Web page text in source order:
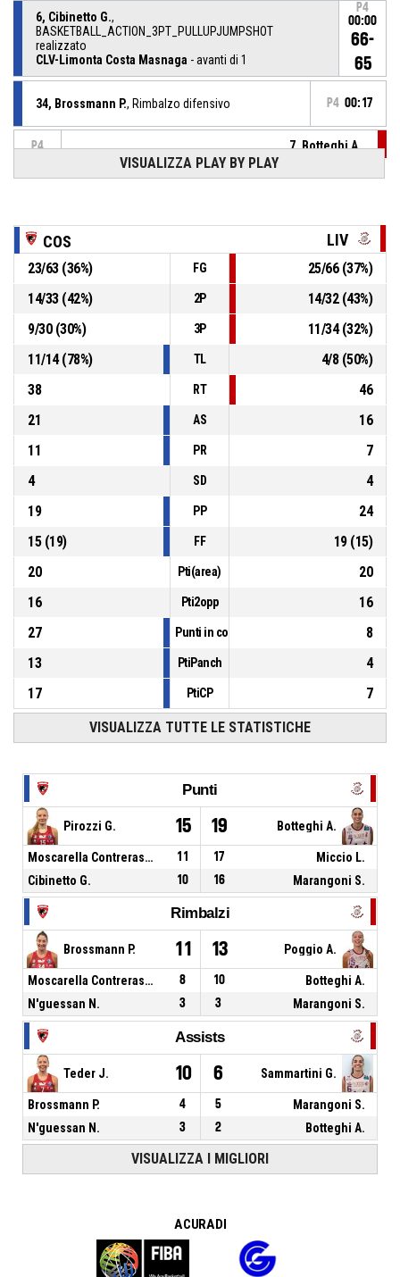
6, Cibinetto G.,
BASKETBALL_ACTION_3PT_PULLUPJUMPSHOT
realizzato
CLV-Limonta Costa Masnaga - avanti di 1
P4
00:00
66-
65
34, Brossmann P., Rimbalzo difensivo P4 00:17
P4
7, Botteghi A.,
BASKETBALL_ACTION_3PT_PULLUPJUMPSHOT sbagliato
34, Brossmann P., Palla persa - dal palleggio P4 00:31
11, N'guessan N. , Rimbalzo offensivo P4 00:32
9, Moscarella Contreras M.
BASKETBALL_ACTION_2PT_PULLUPJUMPSHOT sbagliato
00:36
VISUALIZZA PLAY BY PLAY
COS LIV
23/63(36%) FG 25/66(37%)
14/33(42%) 2P 14/32(43%)
9/30(30%) 3P 11/34(32%)
11/14(78%) TL 4/8(50%)
38
RT
46
21
AS
16
11
PR
7
4
SD
4
19
PP
24
15(19) FF 19(15)
20
Pti(area)
20
16
Pti2opp
16
27
Punti in contropiede
8
13
PtiPanch
4
17
PtiCP 7
VISUALIZZA TUTTE LE STATISTICHE
Punti
Pirozzi G. 15 19 Botteghi A.
Moscarella Contreras M. 11 17
Miccio L.
Cibinetto G.
10 16 Marangoni S.
Rimbalzi
Brossmann P. 11 13 Poggio A.
Moscarella Contreras M. 8 10
Botteghi A.
N'guessan N.
3 3 Marangoni S.
Assists
Teder J. 10 6 Sammartini G.
Brossmann P. 4 5
Marangoni S.
N'guessan N.
3 2 Botteghi A.
VISUALIZZA I MIGLIORI
A CURA DI